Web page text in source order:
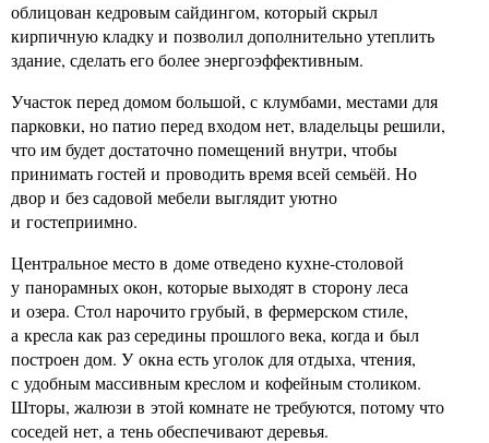
облицован кедровым сайдингом, который скрыл
кирпичную кладку и позволил дополнительно утеплить
здание, сделать его более энергоэффективным.
Участок перед домом большой, с клумбами, местами для
парковки, но патио перед входом нет, владельцы решили,
что им будет достаточно помещений внутри, чтобы
принимать гостей и проводить время всей семьёй. Но
двор и без садовой мебели выглядит уютно
и гостеприимно.
Центральное место в доме отведено кухне-столовой
у панорамных окон, которые выходят в сторону леса
и озера. Стол нарочито грубый, в фермерском стиле,
а кресла как раз середины прошлого века, когда и был
построен дом. У окна есть уголок для отдыха, чтения,
с удобным массивным креслом и кофейным столиком.
Шторы, жалюзи в этой комнате не требуются, потому что
соседей нет, а тень обеспечивают деревья.